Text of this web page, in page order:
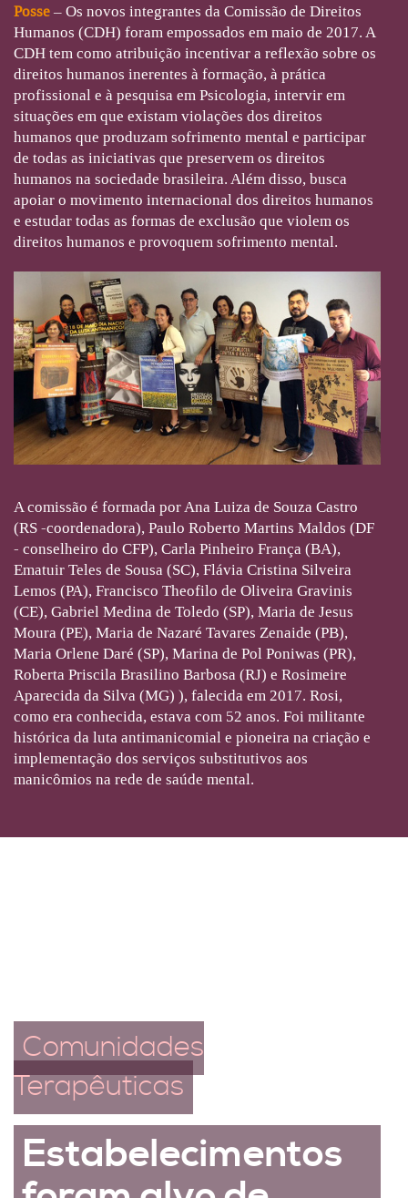
Posse– Os novos integrantes da Comissão de Direitos
Humanos (CDH) foram empossados em maio de 2017. A
CDH tem como atribuição incentivar a reflexão sobre os
direitos humanos inerentes à formação, à prática
profissional e à pesquisa em Psicologia, intervir em
situações em que existam violações dos direitos
humanos que produzam sofrimento mental e participar
de todas as iniciativas que preservem os direitos
humanos na sociedade brasileira. Além disso, busca
apoiar o movimento internacional dos direitos humanos
e estudar todas as formas de exclusão que violem os
direitos humanos e provoquem sofrimento mental.
A comissão é formada por Ana Luiza de Souza Castro
(RS -coordenadora), Paulo Roberto Martins Maldos (DF
- conselheiro do CFP), Carla Pinheiro França (BA),
Ematuir Teles de Sousa (SC), Flávia Cristina Silveira
Lemos (PA), Francisco Theofilo de Oliveira Gravinis
(CE), Gabriel Medina de Toledo (SP), Maria de Jesus
Moura (PE), Maria de Nazaré Tavares Zenaide (PB),
Maria Orlene Daré (SP), Marina de Pol Poniwas (PR),
Roberta Priscila Brasilino Barbosa (RJ) e Rosimeire
Aparecida da Silva (MG) ), falecida em 2017. Rosi,
como era conhecida, estava com 52 anos. Foi militante
histórica da luta antimanicomial e pioneira na criação e
implementação dos serviços substitutivos aos
manicômios na rede de saúde mental.
Comunidades
Terapêuticas
Estabelecimentos